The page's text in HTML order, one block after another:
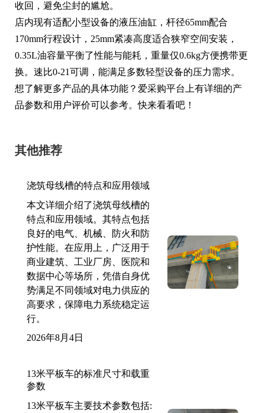
收回，避免尘封的尴尬。
店内现有适配小型设备的液压油缸，杆径65mm配合
170mm行程设计，25mm紧凑高度适合狭窄空间安装，
0.35L油容量平衡了性能与能耗，重量仅0.6kg方便携带更
换。速比0-21可调，能满足多数轻型设备的压力需求。
想了解更多产品的具体功能？爱采购平台上有详细的产
品参数和用户评价可以参考。快来看看吧！
其他推荐
浇筑母线槽的特点和应用领域
本文详细介绍了浇筑母线槽的
特点和应用领域。其特点包括
良好的电气、机械、防火和防
护性能。在应用上，广泛用于
商业建筑、工业厂房、医院和
数据中心等场所，凭借自身优
势满足不同领域对电力供应的
高要求，保障电力系统稳定运
行。
2026年8月4日
13米平板车的标准尺寸和载重
参数
13米平板车主要技术参数包括: